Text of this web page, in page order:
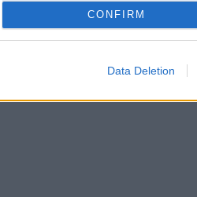
CONFIRM
Data Deletion